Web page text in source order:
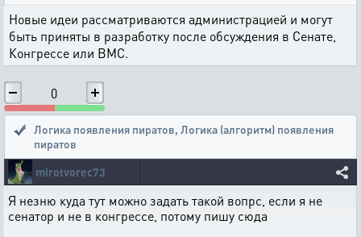
Новые идеи рассматриваются администрацией и могут
быть приняты в разработку после обсуждения в Сенате,
Конгрессе или ВМС.
0
Логика появления пиратов, Логика (алгоритм) появления
пиратов
mirotvorec73
Я незню куда тут можно задать такой вопрс, если я не
сенатор и не в конгрессе, потому пишу сюда